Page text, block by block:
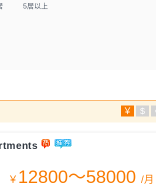
5居以上
￥ $
￥ 12800～58000 /月